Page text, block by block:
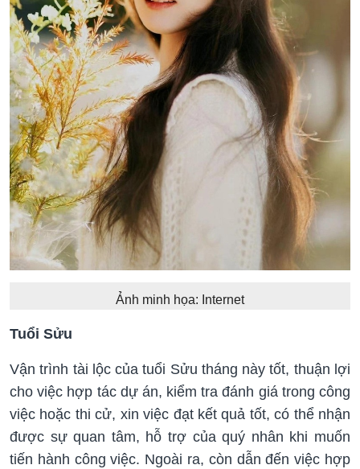
Ảnh minh họa: Internet
Tuổi Sửu
Vận trình tài lộc của tuổi Sửu tháng này tốt, thuận lợi
cho việc hợp tác dự án, kiểm tra đánh giá trong công
việc hoặc thi cử, xin việc đạt kết quả tốt, có thể nhận
được sự quan tâm, hỗ trợ của quý nhân khi muốn
tiến hành công việc. Ngoài ra, còn dẫn đến việc hợp